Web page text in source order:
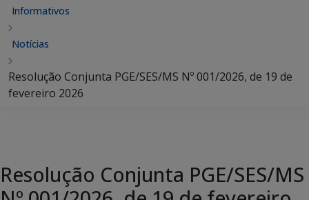
Informativos
Notícias
Resolução Conjunta PGE/SES/MS Nº 001/2026, de 19 de
fevereiro 2026
Resolução Conjunta PGE/SES/MS